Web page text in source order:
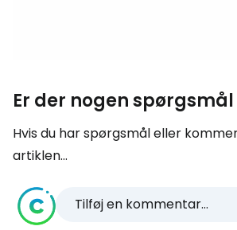
Er der nogen
Hvis du har spørgsmål eller
artiklen...
Tilføj en kommentar...